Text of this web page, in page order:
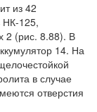
из 42
НК-125,
2 (рис. 8.88). В
14. На
в случае
отверстия